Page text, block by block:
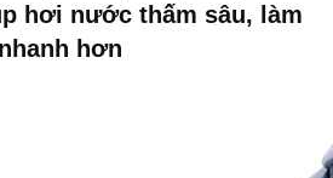
hơi nước thấm sâu, làm
hơn